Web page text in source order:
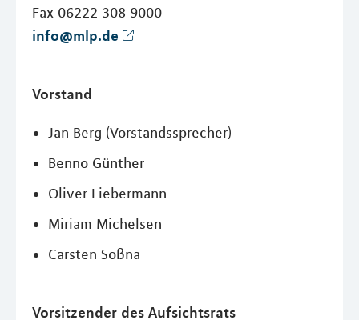
Fax 06222 308 9000
info@mlp.de
Vorstand
Jan Berg (Vorstandssprecher)
Benno Günther
Oliver Liebermann
Miriam Michelsen
Carsten Soßna
Vorsitzender des Aufsichtsrats